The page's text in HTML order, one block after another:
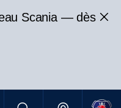
Scania — dès